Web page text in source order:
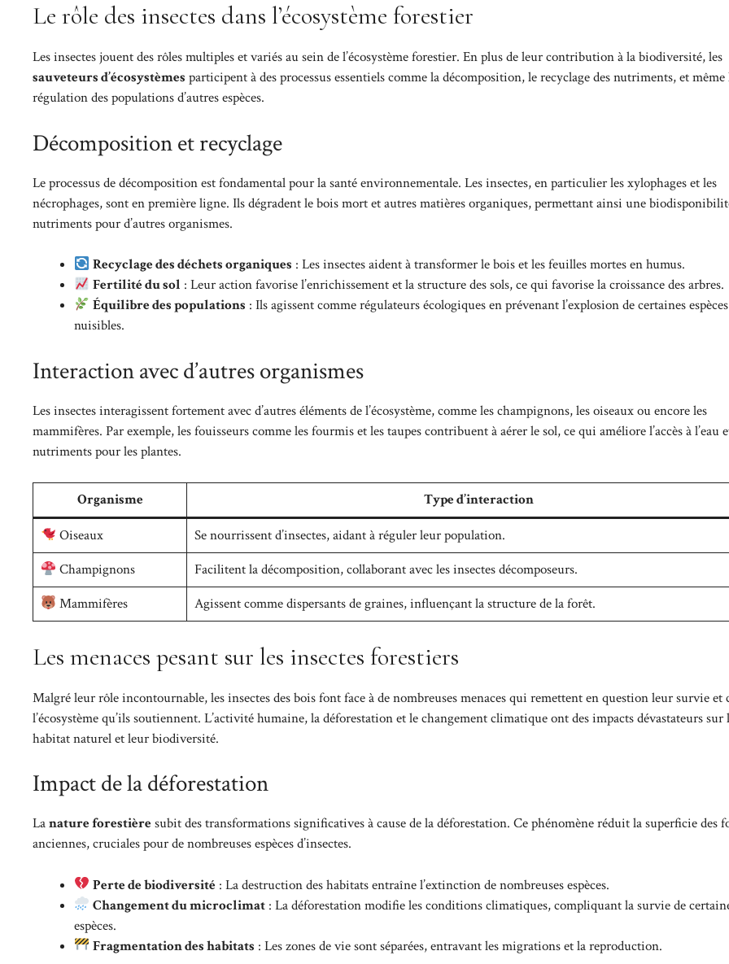
Le rôle des insectes dans l’écosystème forestier
Les insectes jouent des rôles multiples et variés au sein de l’écosystème forestier. En plus de leur contribution à la biodiversité, les
sauveteurs d’écosystèmes participent à des processus essentiels comme la décomposition, le recyclage des nutriments, et même
régulation des populations d’autres espèces.
Décomposition et recyclage
Le processus de décomposition est fondamental pour la santé environnementale. Les insectes, en particulier les xylophages et les
nécrophages, sont en première ligne. Ils dégradent le bois mort et autres matières organiques, permettant ainsi une
nutriments pour d’autres organismes.
Recyclage des déchets organiques : Les insectes aident à transformer le bois et les feuilles mortes en humus.
Fertilité du sol : Leur action favorise l’enrichissement et la structure des sols, ce qui favorise la croissance des arbres.
Équilibre des populations : Ils agissent comme régulateurs écologiques en prévenant l’explosion de certaines espèces
nuisibles.
Interaction avec d’autres organismes
Les insectes interagissent fortement avec d’autres éléments de l’écosystème, comme les champignons, les oiseaux ou encore les
mammifères. Par exemple, les fouisseurs comme les fourmis et les taupes contribuent à aérer le sol, ce qui améliore l’accès à l’eau
nutriments pour les plantes.
Organisme
Type d’interaction
Oiseaux
Se nourrissent d’insectes, aidant à réguler leur population.
Champignons
Facilitent la décomposition, collaborant avec les insectes décomposeurs.
Mammifères
Agissent comme dispersants de graines, influençant la structure de la forêt.
Les menaces pesant sur les insectes forestiers
Malgré leur rôle incontournable, les insectes des bois font face à de nombreuses menaces qui remettent en question leur survie et
l’écosystème qu’ils soutiennent. L’activité humaine, la déforestation et le changement climatique ont des impacts dévastateurs sur
habitat naturel et leur biodiversité.
Impact de la déforestation
Lanature forestièresubit des transformations significatives à cause de la déforestation. Ce phénomène réduit la superficie des
anciennes, cruciales pour de nombreuses espèces d’insectes.
Perte de biodiversité : La destruction des habitats entraîne l’extinction de nombreuses espèces.
Changement du microclimat : La déforestation modifie les conditions climatiques, compliquant la survie de
espèces.
Fragmentation des habitats : Les zones de vie sont séparées, entravant les migrations et la reproduction.